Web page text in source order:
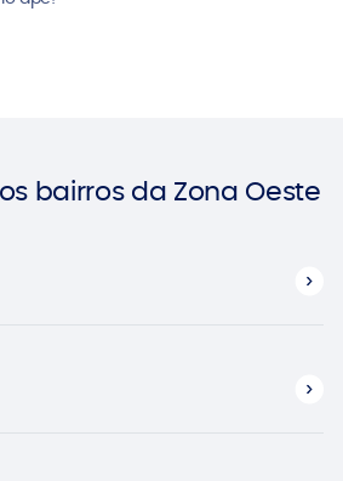
bairros da Zona Oeste